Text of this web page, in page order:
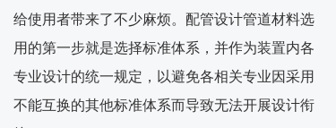
给使用者带来了不少麻烦。配管设计管道材料选
用的第一步就是选择标准体系，并作为装置内各
专业设计的统一规定，以避免各相关专业因采用
不能互换的其他标准体系而导致无法开展设计衔